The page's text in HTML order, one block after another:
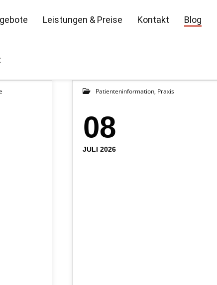
Leistungen & Preise Kontakt Blog
Patienteninformation, Praxis
08
JULI 2026